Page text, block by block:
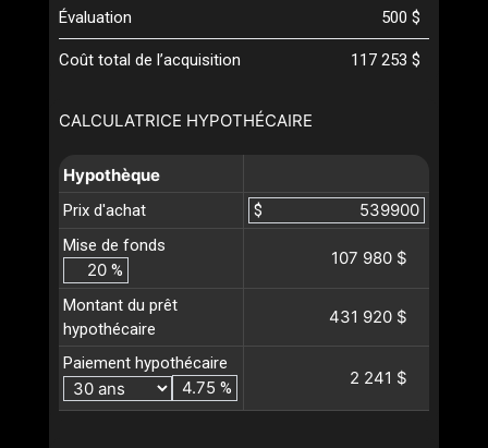
CALCULATRICE HYPOTHÉCAIRE
Hypothèque
Prix d'achat
$
Mise de fonds
%
107 980 $
Montant du prêt
hypothécaire
431 920 $
Paiement hypothécaire
%
2 241 $
Évaluation
500 $
Coût total de l’acquisition 117 253 $